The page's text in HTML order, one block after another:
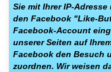
Sie mit Ihrer IP-
den Facebook "Like-
Facebook-Account
unserer Seiten auf
Facebook den Besuch
zuordnen. Wir weisen